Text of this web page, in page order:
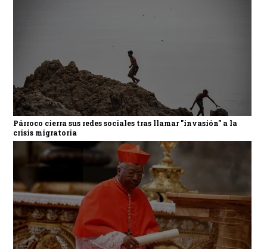
Párroco cierra sus redes sociales tras llamar "invasión" a la
crisis migratoria